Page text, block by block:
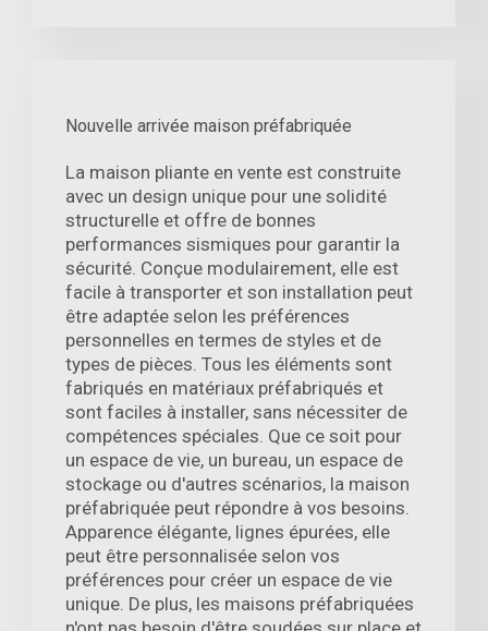
Nouvelle arrivée maison préfabriquée
La maison pliante en vente est construite
avec un design unique pour une solidité
structurelle et offre de bonnes
performances sismiques pour garantir la
sécurité. Conçue modulairement, elle est
facile à transporter et son installation peut
être adaptée selon les préférences
personnelles en termes de styles et de
types de pièces. Tous les éléments sont
fabriqués en matériaux préfabriqués et
sont faciles à installer, sans nécessiter de
compétences spéciales. Que ce soit pour
un espace de vie, un bureau, un espace de
stockage ou d'autres scénarios, la maison
préfabriquée peut répondre à vos besoins.
Apparence élégante, lignes épurées, elle
peut être personnalisée selon vos
préférences pour créer un espace de vie
unique. De plus, les maisons préfabriquées